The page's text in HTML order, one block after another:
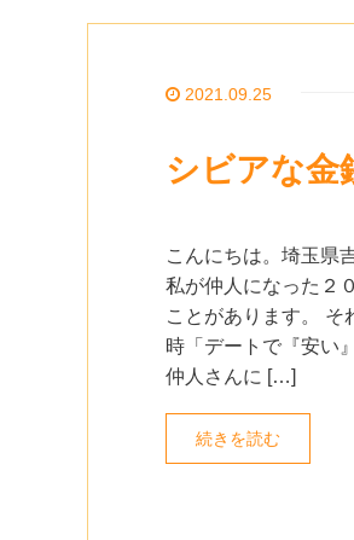
2021.09.25
シビアな金
こんにちは。埼玉県
私が仲人になった２
ことがあります。 そ
時「デートで『安い
仲人さんに […]
続きを読む